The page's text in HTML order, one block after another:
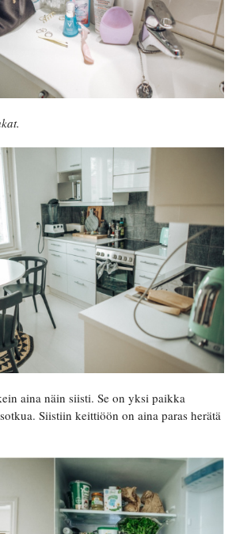
aina näin siisti. Se on yksi paikka
Siistiin keittiöön on aina paras herätä